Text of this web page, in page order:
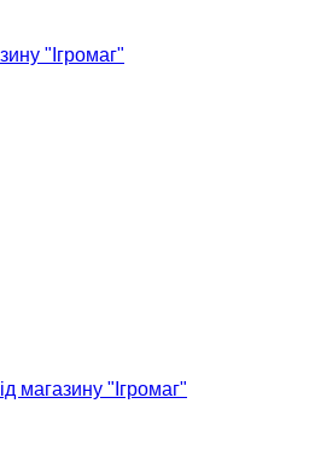
"Ігромаг"
магазину "Ігромаг"